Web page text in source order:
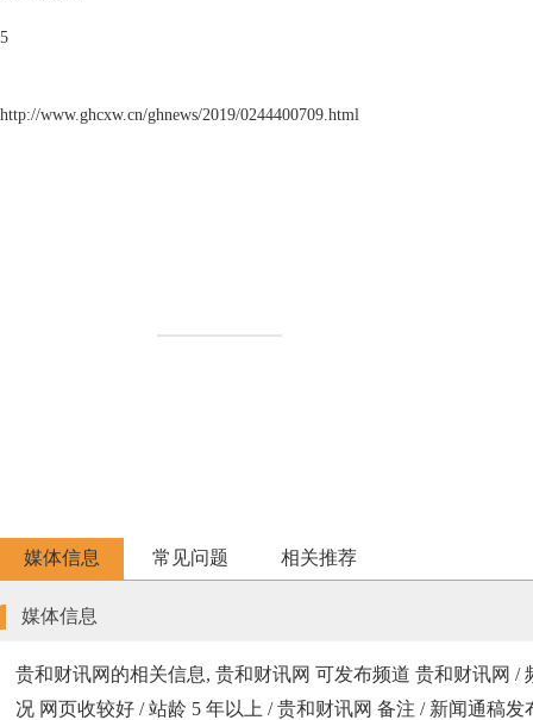
5
http://www.ghcxw.cn/ghnews/2019/0244400709.html
媒体信息 常见问题 相关推荐
媒体信息
贵和财讯网的相关信息, 贵和财讯网 可发布频道 贵和财讯网
况 网页收较好 / 站龄 5 年以上 / 贵和财讯网 备注 / 新闻通稿发